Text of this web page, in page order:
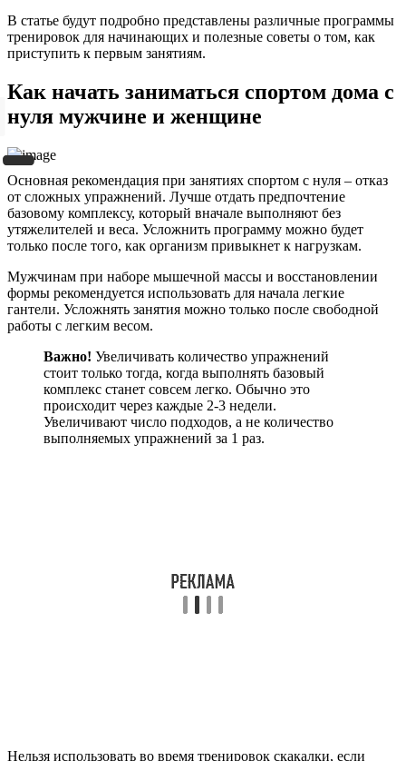
В статье будут подробно представлены различные программы
тренировок для начинающих и полезные советы о том, как
приступить к первым занятиям.
Как начать заниматься спортом дома с
нуля мужчине и женщине
Основная рекомендация при занятиях спортом с нуля – отказ
от сложных упражнений. Лучше отдать предпочтение
базовому комплексу, который вначале выполняют без
утяжелителей и веса. Усложнить программу можно будет
только после того, как организм привыкнет к нагрузкам.
Мужчинам при наборе мышечной массы и восстановлении
формы рекомендуется использовать для начала легкие
гантели. Усложнять занятия можно только после свободной
работы с легким весом.
Важно! Увеличивать количество упражнений
стоит только тогда, когда выполнять базовый
комплекс станет совсем легко. Обычно это
происходит через каждые 2-3 недели.
Увеличивают число подходов, а не количество
выполняемых упражнений за 1 раз.
Нельзя использовать во время тренировок скакалки, если